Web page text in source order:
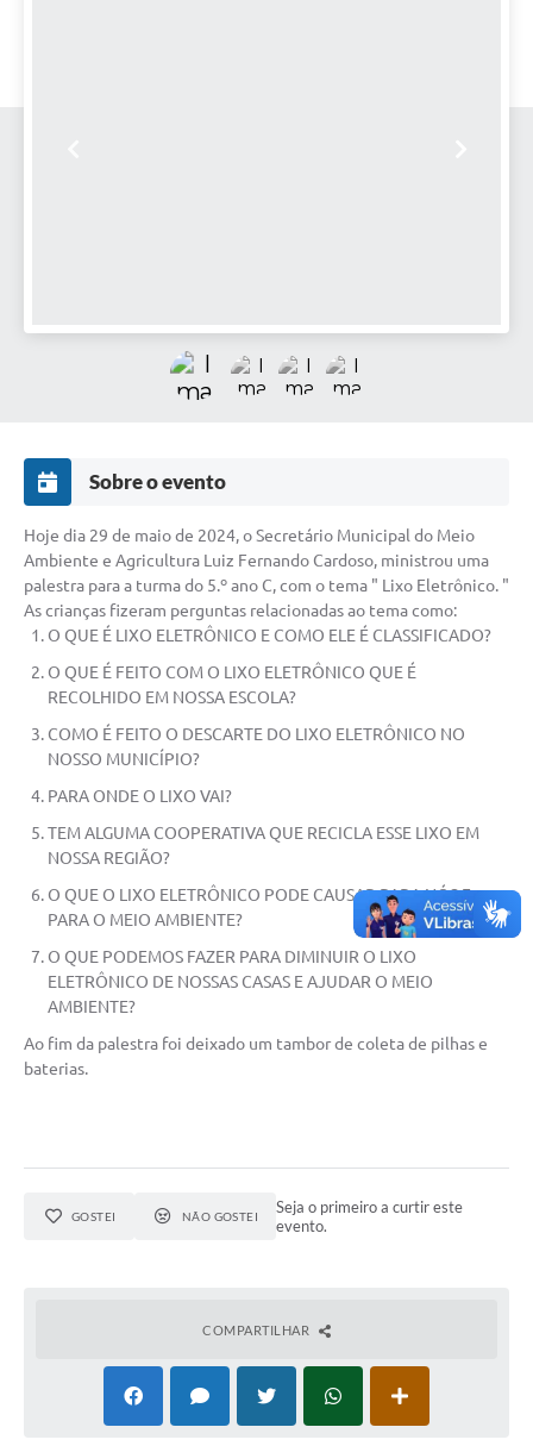
Sobre o evento
Hoje dia 29 de maio de 2024, o Secretário Municipal do Meio
Ambiente e Agricultura Luiz Fernando Cardoso, ministrou uma
palestra para a turma do 5.º ano C, com o tema " Lixo Eletrônico. "
As crianças fizeram perguntas relacionadas ao tema como:
O QUE É LIXO ELETRÔNICO E COMO ELE É CLASSIFICADO?
O QUE É FEITO COM O LIXO ELETRÔNICO QUE É
RECOLHIDO EM NOSSA ESCOLA?
COMO É FEITO O DESCARTE DO LIXO ELETRÔNICO NO
NOSSO MUNICÍPIO?
PARA ONDE O LIXO VAI?
TEM ALGUMA COOPERATIVA QUE RECICLA ESSE LIXO EM
NOSSA REGIÃO?
O QUE O LIXO ELETRÔNICO PODE CAUSAR PARA NÓS E
PARA O MEIO AMBIENTE?
O QUE PODEMOS FAZER PARA DIMINUIR O LIXO
ELETRÔNICO DE NOSSAS CASAS E AJUDAR O MEIO
AMBIENTE?
Ao fim da palestra foi deixado um tambor de coleta de pilhas e
baterias.
GOSTEI NÃO GOSTEI
Seja o primeiro a curtir este
evento.
COMPARTILHAR